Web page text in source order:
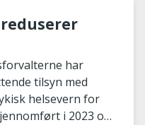
har
tilsyn med
helsevern for
i 2023 og